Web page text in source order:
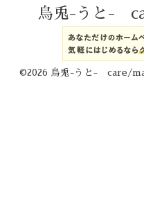
烏兎-うと-
©2026 烏兎-うと- care/